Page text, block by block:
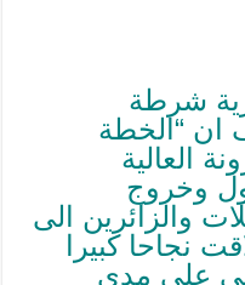
شرطة
ان “الخطة
العالية
وخروج
والزائرين الى
نجاحا كبيرا
على مدى